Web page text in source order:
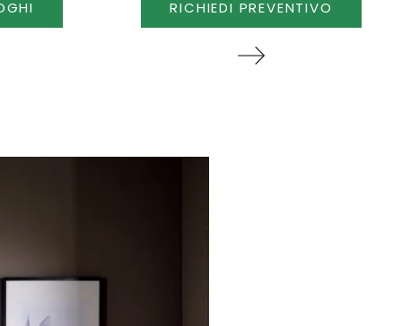
RICHIEDI PREVENTIVO